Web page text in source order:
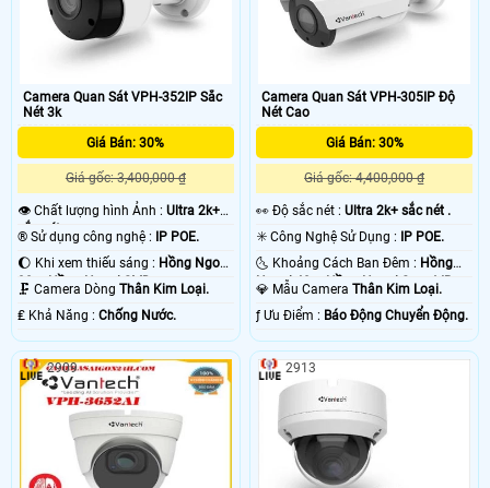
Camera Quan Sát VPH-352IP Sắc
Nét 3k
Giá Bán: 30%
Giá gốc: 3,400,000 ₫
👁 Chất lượng hình Ảnh : Ultra 2k+
sắc nét .
®️ Sử dụng công nghệ :
IP POE.
🌔 Khi xem thiếu sáng : Hồng Ngoại
30m Hồng Ngoại SMD.
🗜️ Camera Dòng Thân Kim Loại.
️₤ Khả Năng : Chống Nước.
Camera Quan Sát VPH-305IP Độ
Nét Cao
Giá Bán: 30%
Giá gốc: 4,400,000 ₫
️👀 Độ sắc nét :Ultra 2k+ sắc nét .
✳️ Công Nghệ Sử Dụng :
IP POE.
🌜 Khoảng Cách Ban Đêm : Hồng
Ngoại 40m Hồng Ngoại Smart IR.
💎 Mẫu CameraThân Kim Loại.
️ƒ Ưu Điểm : Báo Động Chuyển Động.
2909 2913